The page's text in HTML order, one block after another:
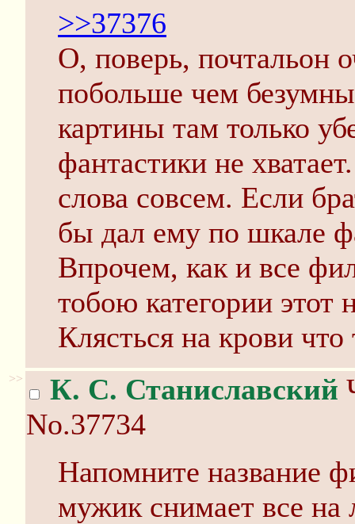
>>37376
О, поверь, почтальон
побольше чем
картины там только
фантастики не
слова совсем. Если
бы дал ему по шкале
Впрочем, как и все
тобою категории
Клясться на крови что
>> К. С. Станиславский
No.37734
Напомните название
мужик снимает все